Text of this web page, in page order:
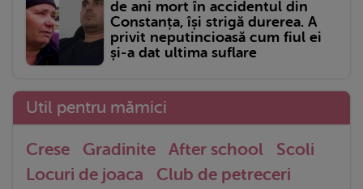
de ani mort în accidentul din
Constanța, își strigă durerea. A
privit neputincioasă cum fiul ei
și-a dat ultima suflare
Util pentru mămici
Crese Gradinite After school
Scoli
Locuri de joaca
Club de petreceri